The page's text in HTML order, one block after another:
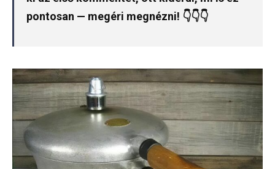
pontosan — megéri megnézni! 👇👇👇